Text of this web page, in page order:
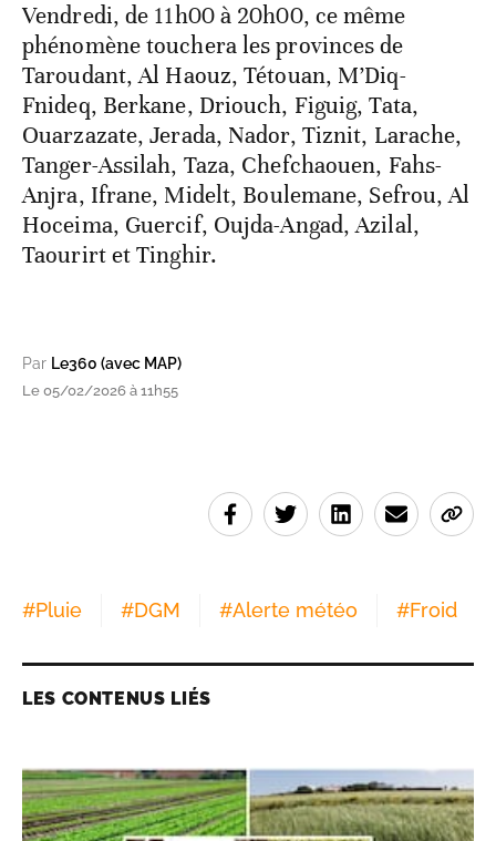
Vendredi, de 11h00 à 20h00, ce même
phénomène touchera les provinces de
Taroudant, Al Haouz, Tétouan, M’Diq-
Fnideq, Berkane, Driouch, Figuig, Tata,
Ouarzazate, Jerada, Nador, Tiznit, Larache,
Tanger-Assilah, Taza, Chefchaouen, Fahs-
Anjra, Ifrane, Midelt, Boulemane, Sefrou, Al
Hoceima, Guercif, Oujda-Angad, Azilal,
Taourirt et Tinghir.
Par Le360 (avec MAP)
Le 05/02/2026 à 11h55
#Pluie #DGM #Alerte météo #Froid
LES CONTENUS LIÉS